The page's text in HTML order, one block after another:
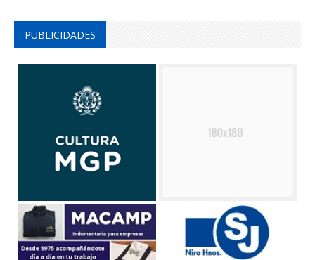
PUBLICIDADES